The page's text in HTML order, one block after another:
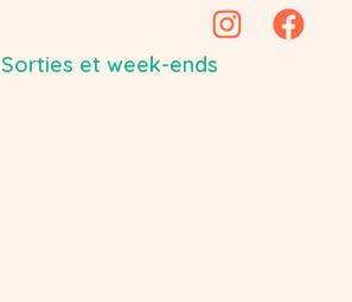
Sorties et week-ends